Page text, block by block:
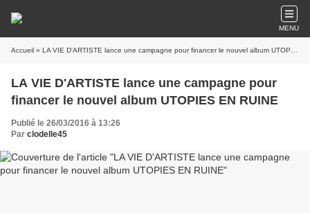
MENU
Accueil » LA VIE D'ARTISTE lance une campagne pour financer le nouvel album UTOPIES EN RUINE
LA VIE D'ARTISTE lance une campagne pour
financer le nouvel album UTOPIES EN RUINE
Publié le 26/03/2016 à 13:26
Par clodelle45